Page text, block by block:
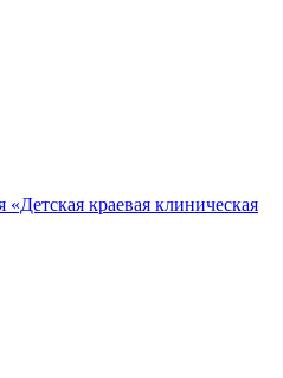
краевая клиническая